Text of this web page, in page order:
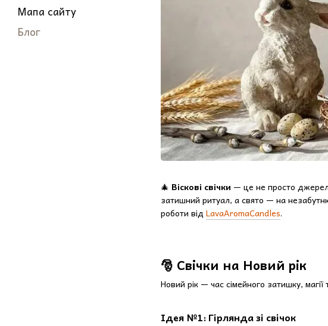
🎄 Віскові свічки — це не просто
затишний ритуал, а свято — на незабутню
роботи від LavaAromaCandles.
🎅 Свічки на Новий рік
Новий рік — час сімейного затишку, магії
Ідея №1: Гірлянда зі свічок
Мапа сайту
Блог